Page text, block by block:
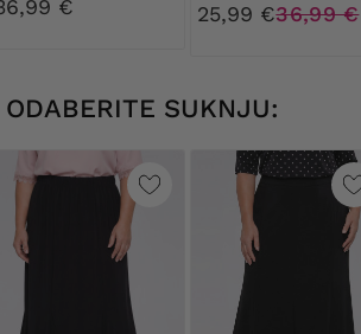
€
cvjetovima i
ukrasima
25,99 €36,99 €
ODABERITE SUKNJU: